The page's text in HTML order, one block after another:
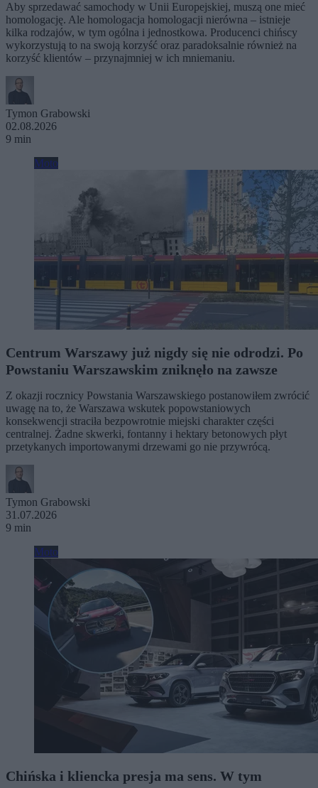
Aby sprzedawać samochody w Unii Europejskiej, muszą one mieć
homologację. Ale homologacja homologacji nierówna – istnieje
kilka rodzajów, w tym ogólna i jednostkowa. Producenci chińscy
wykorzystują to na swoją korzyść oraz paradoksalnie również na
korzyść klientów – przynajmniej w ich mniemaniu.
Tymon Grabowski
02.08.2026
9 min
Moto
Centrum Warszawy już nigdy się nie odrodzi. Po
Powstaniu Warszawskim zniknęło na zawsze
Z okazji rocznicy Powstania Warszawskiego postanowiłem zwrócić
uwagę na to, że Warszawa wskutek popowstaniowych
konsekwencji straciła bezpowrotnie miejski charakter części
centralnej. Żadne skwerki, fontanny i hektary betonowych płyt
przetykanych importowanymi drzewami go nie przywrócą.
Tymon Grabowski
31.07.2026
9 min
Moto
Chińska i kliencka presja ma sens. W tym